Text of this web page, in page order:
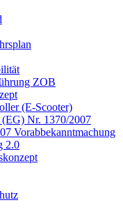
ZOB
(E-Scooter)
Nr. 1370/2007
Vorabbekanntmachung
2.0